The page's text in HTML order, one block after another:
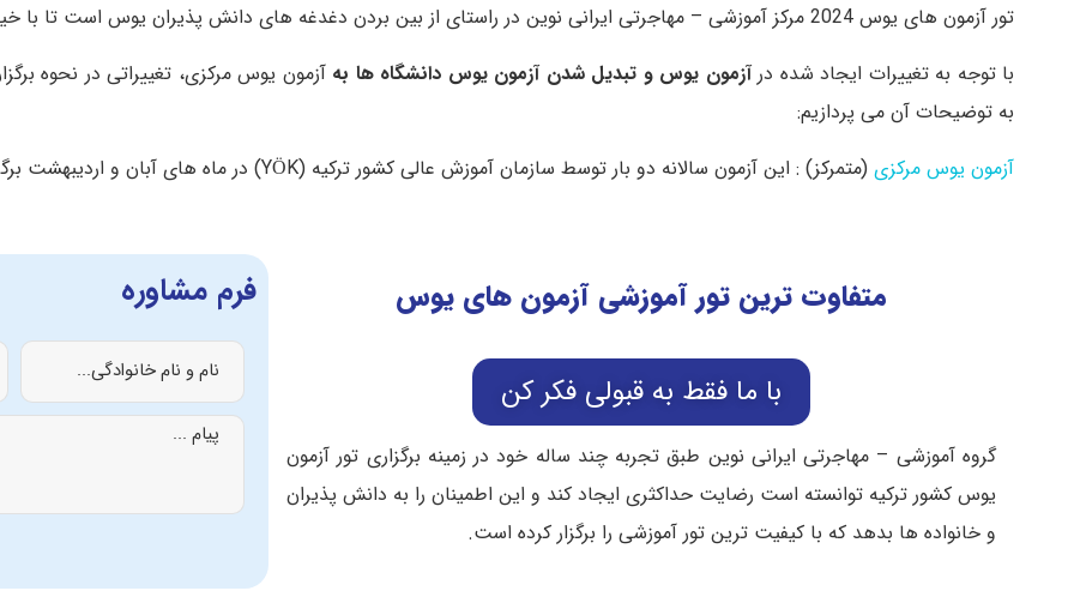
تور آزمون های یوس 2024 مرکز آموزشی – مهاجرتی ایرانی نوین در راستای از بین بردن دغدغه های دانش پذیران یوس است تا با خیال آسوده بدون هیچ گونه مشکلی در آزمون یوس شرکت کنند.
با توجه به تغییرات ایجاد شده درآزمون یوس و تبدیل شدن آزمون یوس دانشگاه ها به آزمون یوس مرکزی، تغییراتی در نحوه
به توضیحات آن می پردازیم:
آزمون یوس مرکزی (متمرکز) : این آزمون سالانه دو بار توسط سازمان آموزش عالی کشور ترکیه (YÖK) در ماه های آبان و اردیبهشت برگزار می شود.
متفاوت ترین تور آموزشی آزمون های یوس
با ما فقط به قبولی فکر کن
گروه آموزشی – مهاجرتی ایرانی نوین طبق تجربه چند ساله خود در زمینه برگزاری تور آزمون
یوس کشور ترکیه توانسته است رضایت حداکثری ایجاد کند و این اطمینان را به دانش پذیران
و خانواده ها بدهد که با کیفیت ترین تور آموزشی را برگزار کرده است.
فرم مشاوره